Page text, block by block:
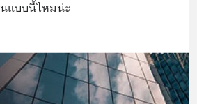
แบบนี้ไหมน่ะ